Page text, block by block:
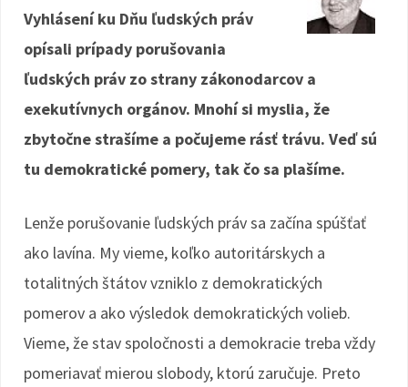
k
e
Vyhlásení ku Dňu ľudských práv
opísali prípady porušovania
ľudských práv zo strany zákonodarcov a
exekutívnych orgánov. Mnohí si myslia, že
zbytočne strašíme a počujeme rásť trávu. Veď sú
tu demokratické pomery, tak čo sa plašíme.
Lenže porušovanie ľudských práv sa začína spúšťať
ako lavína. My vieme, koľko autoritárskych a
totalitných štátov vzniklo z demokratických
pomerov a ako výsledok demokratických volieb.
Vieme, že stav spoločnosti a demokracie treba vždy
pomeriavať mierou slobody, ktorú zaručuje. Preto